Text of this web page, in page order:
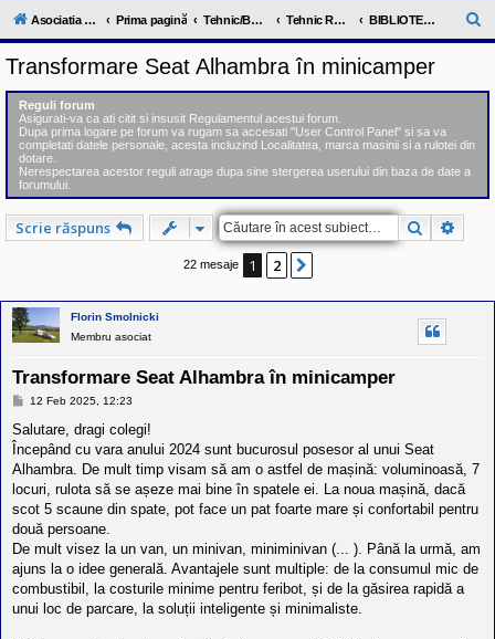
l
u
V
c
o
m
u
n
i
t
t
e
s
e
s
o
i
o
r
d
e
r
u
l
o
t
e
i
a
u
Asociatia ClubRV-RO Prima pagină Tehnic/Bursa RV Tehnic RV (probleme/biblioteca tehnica) BIBLIOTECA TEHNICA RV
ă
Transformare Seat Alhambra în minicamper
Reguli forum
Asigurati-va ca ati citit si insusit Regulamentul acestui forum.
Dupa prima logare pe forum va rugam sa accesati "User Control Panel" si sa va
completati datele personale, acesta incluzind Localitatea, marca masinii si a rulotei din
dotare.
Nerespectarea acestor reguli atrage dupa sine stergerea userului din baza de date a
forumului.
Scrie răspuns Căutare
22 mesaje 1 2
Florin Smolnicki
Membru asociat
Transformare Seat Alhambra în minicamper
M
s
j
12 Feb 2025, 12:23
Salutare, dragi colegi!
Începând cu vara anului 2024 sunt bucurosul posesor al unui Seat
Alhambra. De mult timp visam să am o astfel de mașină: voluminoasă, 7
locuri, rulota să se așeze mai bine în spatele ei. La noua mașină, dacă
scot 5 scaune din spate, pot face un pat foarte mare și confortabil pentru
două persoane.
De mult visez la un van, un minivan, miniminivan (... ). Până la urmă, am
ajuns la o idee generală. Avantajele sunt multiple: de la consumul mic de
combustibil, la costurile minime pentru feribot, și de la găsirea rapidă a
unui loc de parcare, la soluții inteligente și minimaliste.